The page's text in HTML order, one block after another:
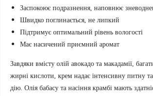
Заспокоює подразнення, наповнює
Швидко поглинається, не липкий
Підтримує оптимальний рівень вологості
Має насичений приємний аромат
Завдяки вмісту олій авокадо та макадамії,
жирні кислоти, крем надає інтенсивну питну
дію. Олія бабасу та насіння крамбі мають